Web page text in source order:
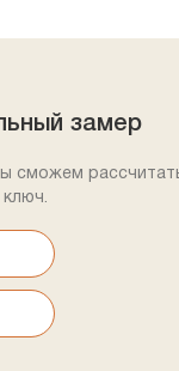
замер
сможем